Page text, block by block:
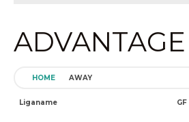
ADVANTAGE
HOME AWAY
Liganame GF